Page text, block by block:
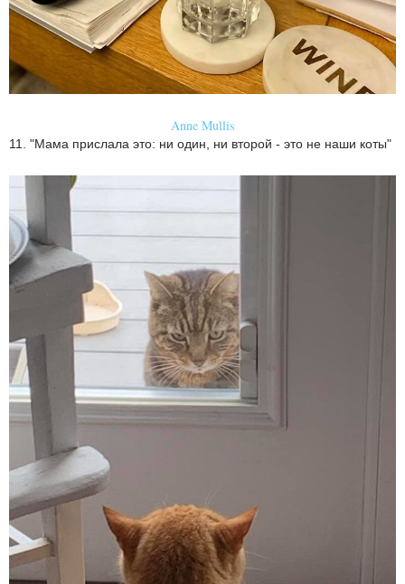
Anne Mullis
11. "Мама прислала это: ни один, ни второй - это не наши коты"